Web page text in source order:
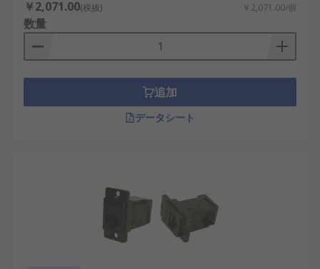
Cat5カプラ
中小規模ネットワークで利用されます。
Cat5eカプラ：Cat5を改良し、ギガビット通
信に対応する標準的なカプラです。
Cat6カプラ：高帯域に対応し、オフィスやデ
ータセンターで利用されます。
RJ45中継アダプタ：LANケーブルの接続を簡
易に延長できる汎用的な部品です。
：総称的な用語で、Cat5からCat6a
￥2,071.00(税抜) ￥2,071.00/個
数量
追加
データシート